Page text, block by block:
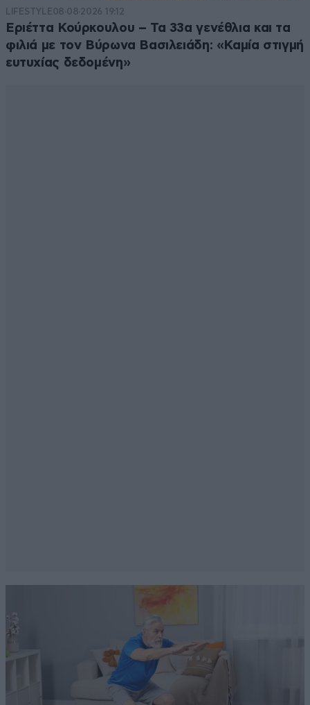
LIFESTYLE08·08·2026 19:12
Εριέττα Κούρκουλου – Τα 33α γενέθλια και τα
φιλιά με τον Βύρωνα Βασιλειάδη: «Καμία στιγμή
ευτυχίας δεδομένη»